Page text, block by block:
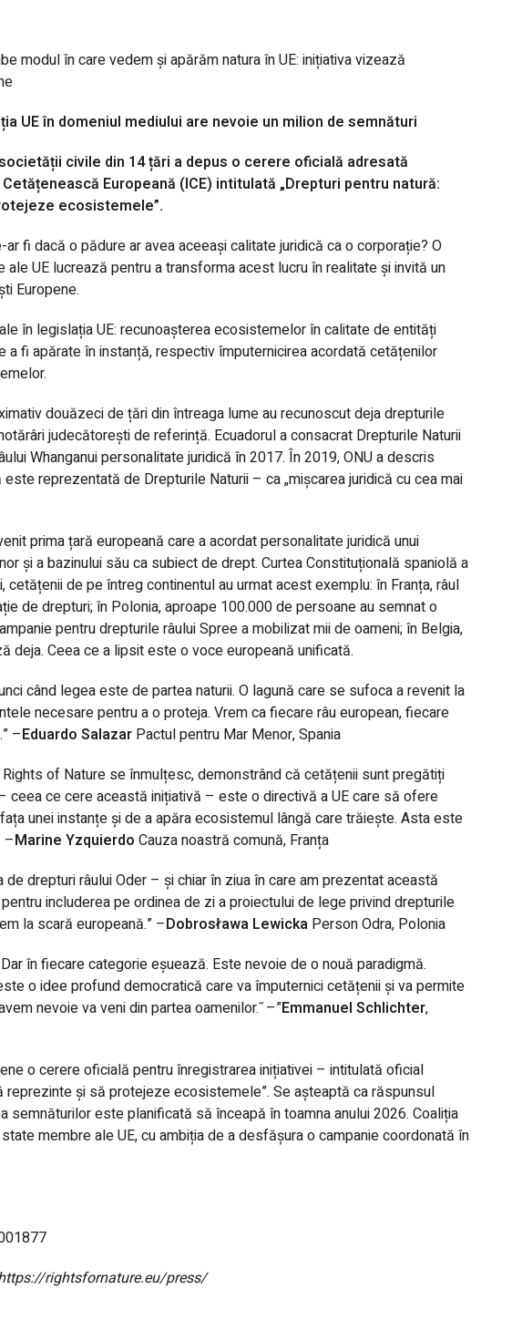
modul în care vedem și apărăm natura în UE: inițiativa vizează
UE în domeniul mediului are nevoie un milion de semnături
civile din 14 țări a depus o cerere oficială adresată
Europeană (ICE) intitulată „Drepturi pentru natură:
ecosistemele”.
fi dacă o pădure ar avea aceeași calitate juridică ca o corporație? O
UE lucrează pentru a transforma acest lucru în realitate și invită un
Europene.
în legislația UE: recunoașterea ecosistemelor în calitate de entități
a fi apărate în instanță, respectiv împuternicirea acordată cetățenilor
douăzeci de țări din întreaga lume au recunoscut deja drepturile
judecătorești de referință. Ecuadorul a consacrat Drepturile Naturii
Whanganui personalitate juridică în 2017. În 2019, ONU a descris
reprezentată de Drepturile Naturii – ca „mișcarea juridică cu cea mai
prima țară europeană care a acordat personalitate juridică unui
și a bazinului său ca subiect de drept. Curtea Constituțională spaniolă a
de pe întreg continentul au urmat acest exemplu: în Franța, râul
de drepturi; în Polonia, aproape 100.000 de persoane au semnat o
pentru drepturile râului Spree a mobilizat mii de oameni; în Belgia,
deja. Ceea ce a lipsit este o voce europeană unificată.
când legea este de partea naturii. O lagună care se sufoca a revenit la
necesare pentru a o proteja. Vrem ca fiecare râu european, fiecare
–Eduardo Salazar Pactul pentru Mar Menor, Spania
of Nature se înmulțesc, demonstrând că cetățenii sunt pregătiți
ceea ce cere această inițiativă – este o directivă a UE care să ofere
unei instanțe și de a apăra ecosistemul lângă care trăiește. Asta este
–Marine Yzquierdo Cauza noastră comună, Franța
drepturi râului Oder – și chiar în ziua în care am prezentat această
includerea pe ordinea de zi a proiectului de lege privind drepturile
la scară europeană.” –Dobrosława Lewicka Person Odra, Polonia
în fiecare categorie eșuează. Este nevoie de o nouă paradigmă.
o idee profund democratică care va împuternici cetățenii și va permite
nevoie va veni din partea oamenilor.˝–”Emmanuel Schlichter,
o cerere oficială pentru înregistrarea inițiativei – intitulată oficial
reprezinte și să protejeze ecosistemele”. Se așteaptă ca răspunsul
semnăturilor este planificată să înceapă în toamna anului 2026. Coaliția
membre ale UE, cu ambiția de a desfășura o campanie coordonată în
rightsfornature.eu/press/